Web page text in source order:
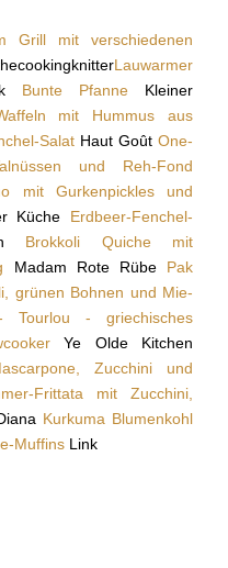
Grill mit verschiedenen
Lauwarmer
Bunte Pfanne Kleiner
mit Hummus aus
Salat Haut Goût One-
und Reh-Fond
mit Gurkenpickles und
Küche Erdbeer-Fenchel-
Brokkoli Quiche mit
Madam Rote Rübe Pak
grünen Bohnen und Mie-
Tourlou - griechisches
Ye Olde Kitchen
Zucchini und
Frittata mit Zucchini,
Kurkuma Blumenkohl
Muffins Link